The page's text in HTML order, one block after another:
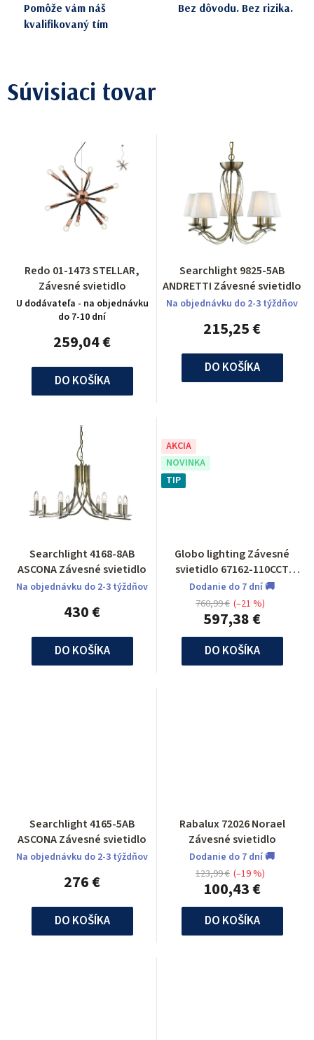
Pomôže vám náš
kvalifikovaný tím
Bez dôvodu. Bez rizika.
Súvisiaci tovar
Redo 01-1473 STELLAR,
Závesné svietidlo
U dodávateľa - na objednávku
do 7-10 dní
259,04 €
DO KOŠÍKA
Searchlight 9825-5AB
ANDRETTI Závesné svietidlo
Na objednávku do 2-3 týždňov
215,25 €
DO KOŠÍKA
Searchlight 4168-8AB
ASCONA Závesné svietidlo
Na objednávku do 2-3 týždňov
430 €
DO KOŠÍKA
AKCIA
NOVINKA
TIP
Globo lighting Závesné
svietidlo 67162-110CCT
Mucky
Dodanie do 7 dní 🚚
597,38 €
760,99 € (–21 %)
DO KOŠÍKA
Searchlight 4165-5AB
ASCONA Závesné svietidlo
Na objednávku do 2-3 týždňov
276 €
DO KOŠÍKA
Rabalux 72026 Norael
Závesné svietidlo
Dodanie do 7 dní 🚚
100,43 €
123,99 € (–19 %)
DO KOŠÍKA